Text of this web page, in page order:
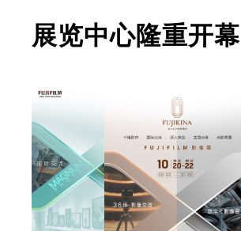
展览中心隆重开幕